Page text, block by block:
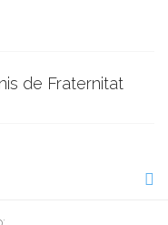
de Fraternitat